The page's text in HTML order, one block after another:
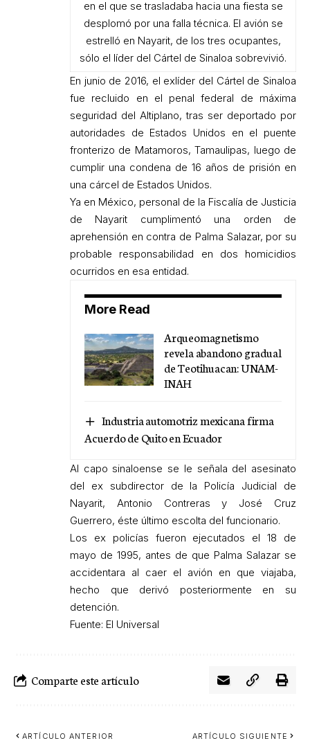
en el que se trasladaba hacia una fiesta se
desplomó por una falla técnica. El avión se
estrelló en Nayarit, de los tres ocupantes,
sólo el líder del Cártel de Sinaloa sobrevivió.
En junio de 2016, el exlíder del Cártel de Sinaloa
fue recluido en el penal federal de máxima
seguridad del Altiplano, tras ser deportado por
autoridades de Estados Unidos en el puente
fronterizo de Matamoros, Tamaulipas, luego de
cumplir una condena de 16 años de prisión en
una cárcel de Estados Unidos.
Ya en México, personal de la Fiscalía de Justicia
de Nayarit cumplimentó una orden de
aprehensión en contra de Palma Salazar, por su
probable responsabilidad en dos homicidios
ocurridos en esa entidad.
More Read
Arqueomagnetismo
revela abandono gradual
de Teotihuacan: UNAM-
INAH
Industria automotriz mexicana firma
Acuerdo de Quito en Ecuador
Al capo sinaloense se le señala del asesinato
del ex subdirector de la Policía Judicial de
Nayarit, Antonio Contreras y José Cruz
Guerrero, éste último escolta del funcionario.
Los ex policías fueron ejecutados el 18 de
mayo de 1995, antes de que Palma Salazar se
accidentara al caer el avión en que viajaba,
hecho que derivó posteriormente en su
detención.
Fuente: El Universal
Comparte este artículo
ARTÍCULO ANTERIOR ARTÍCULO SIGUIENTE